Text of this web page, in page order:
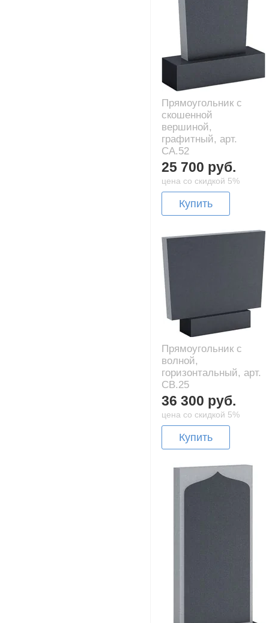
Прямоугольник с
скошенной
вершиной,
графитный, арт.
CA.52
25 700 руб.
цена со скидкой 5%
Купить
Прямоугольник с
волной,
горизонтальный, арт.
CB.25
36 300 руб.
цена со скидкой 5%
Купить